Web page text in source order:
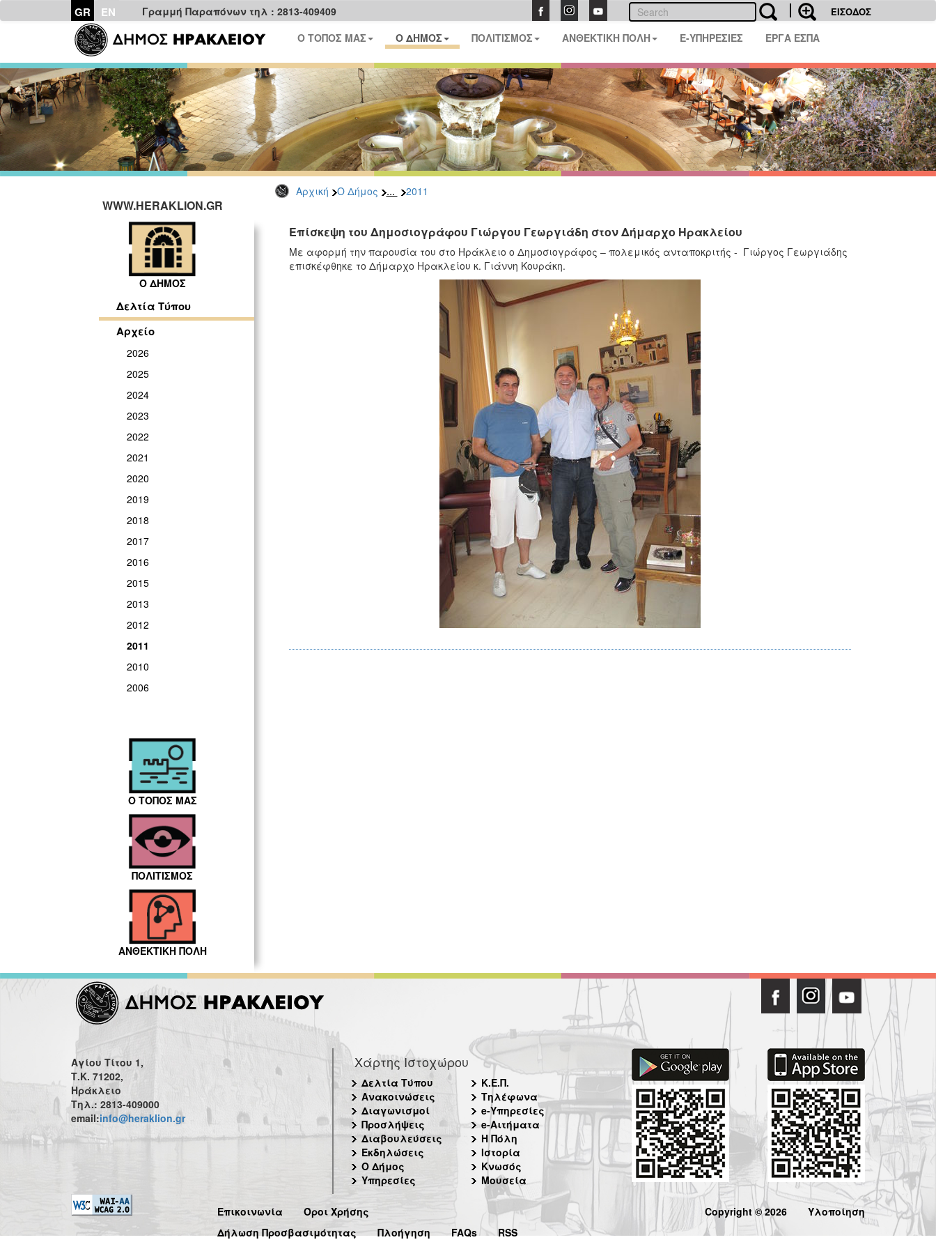
GR EN Γραμμή Παραπόνων τηλ : 2813-409409 ΕΙΣΟΔΟΣ
Ο ΤΟΠΟΣ ΜΑΣ Ο ΔΗΜΟΣ ΠΟΛΙΤΙΣΜΟΣ ΑΝΘΕΚΤΙΚΗ ΠΟΛΗ E-ΥΠΗΡΕΣΙΕΣ ΕΡΓΑ ΕΣΠΑ
Αρχική Ο Δήμος ... 2011
WWW.HERAKLION.GR
Ο ΔΗΜΟΣ
Δελτία Τύπου
Αρχείο
2026
2025
2024
2023
2022
2021
2020
2019
2018
2017
2016
2015
2013
2012
2011
2010
2006
Ο ΤΟΠΟΣ ΜΑΣ
ΠΟΛΙΤΙΣΜΟΣ
ΑΝΘΕΚΤΙΚΗ ΠΟΛΗ
Επίσκεψη του Δημοσιογράφου Γιώργου Γεωργιάδη στον Δήμαρχο Ηρακλείου
Με αφορμή την παρουσία του στο Ηράκλειο ο Δημοσιογράφος – πολεμικός ανταποκριτής - Γιώργος Γεωργιάδης
επισκέφθηκε το Δήμαρχο Ηρακλείου κ. Γιάννη Κουράκη.
Αγίου Τίτου 1,
Τ.Κ. 71202,
Ηράκλειο
Τηλ.: 2813-409000
email:info@heraklion.gr
Χάρτης Ιστοχώρου
Δελτία Τύπου
Ανακοινώσεις
Διαγωνισμοί
Προσλήψεις
Διαβουλεύσεις
Εκδηλώσεις
Ο Δήμος
Υπηρεσίες
Κ.Ε.Π.
Τηλέφωνα
e-Υπηρεσίες
e-Αιτήματα
Η Πόλη
Ιστορία
Κνωσός
Μουσεία
Επικοινωνία
Όροι Χρήσης
Δήλωση Προσβασιμότητας
Πλοήγηση FAQs RSS
Copyright © 2026 Υλοποίηση